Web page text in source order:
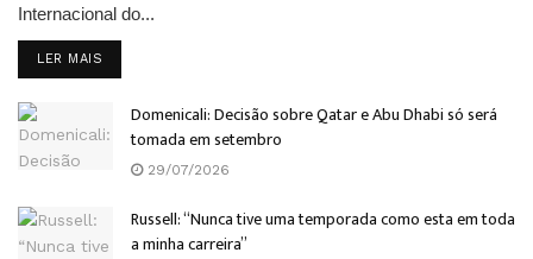
Internacional do...
LER MAIS
Domenicali: Decisão sobre Qatar e Abu Dhabi só será
tomada em setembro
29/07/2026
Russell: “Nunca tive uma temporada como esta em toda
a minha carreira”